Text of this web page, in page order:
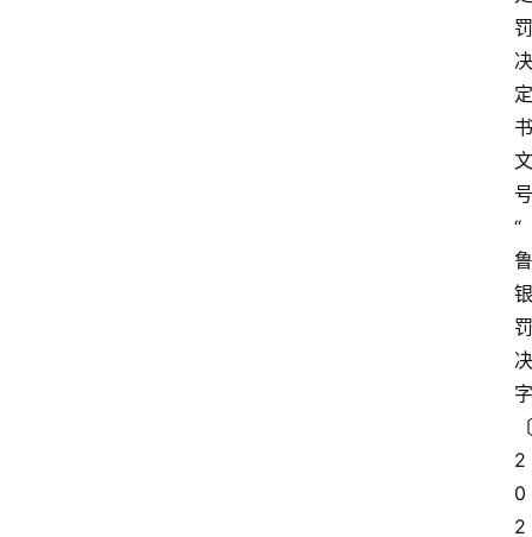
罚
决
定
书
文
号
“
鲁
银
罚
决
字
〔
2
0
2